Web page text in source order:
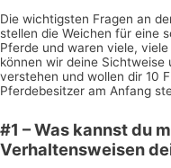
Die wichtigsten Fragen an
stellen die Weichen für eine
Pferde und waren viele,
können wir deine
verstehen und wollen dir 10
Pferdebesitzer am Anfang
#1 – Was kannst du
Verhaltensweisen